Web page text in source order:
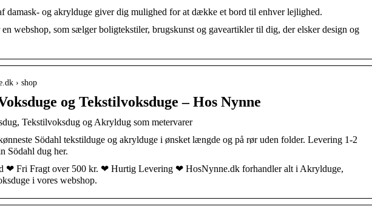
damask- og akrylduge giver dig mulighed for at dække et bord til enhver lejlighed.
webshop, som sælger boligtekstiler, brugskunst og gaveartikler til dig, der elsker design og
› shop
og Tekstilvoksduge – Hos Nynne
Tekstilvoksdug og Akryldug som metervarer
Södahl tekstilduge og akrylduge i ønsket længde og på rør uden folder. Levering 1-2
Södahl dug her.
❤ Fri Fragt over 500 kr. ❤ Hurtig Levering ❤ HosNynne.dk forhandler alt i Akrylduge,
i vores webshop.